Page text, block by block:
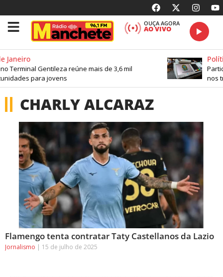
OUÇA AGORA
AO VIVO
Janeiro
Terminal Gentileza reúne mais de 3,6 mil
para jovens
nos
CHARLY ALCARAZ
Flamengo tenta contratar Taty Castellanos da Lazio
Jornalismo 15 de julho de 2025